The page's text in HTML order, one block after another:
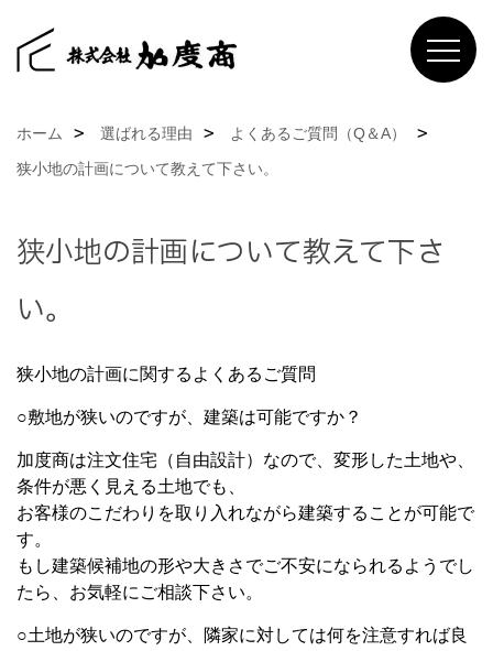
ホーム 選ばれる理由
よくあるご質問（Q＆A）
狭小地の計画について教えて下さい。
狭小地の計画について教えて下さ
い。
狭小地の計画に関するよくあるご質問
○敷地が狭いのですが、建築は可能ですか？
加度商は注文住宅（自由設計）なので、変形した土地や、
条件が悪く見える土地でも、
お客様のこだわりを取り入れながら建築することが可能で
す。
もし建築候補地の形や大きさでご不安になられるようでし
たら、お気軽にご相談下さい。
○土地が狭いのですが、隣家に対しては何を注意すれば良